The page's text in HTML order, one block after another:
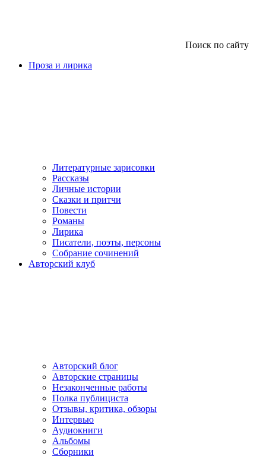
Поиск по сайту
Проза и лирика
Литературные зарисовки
Рассказы
Личные истории
Сказки и притчи
Повести
Романы
Лирика
Писатели, поэты, персоны
Собрание сочинений
Авторский клуб
Авторский блог
Авторские страницы
Незаконченные работы
Полка публициста
Отзывы, критика, обзоры
Интервью
Аудиокниги
Альбомы
Сборники